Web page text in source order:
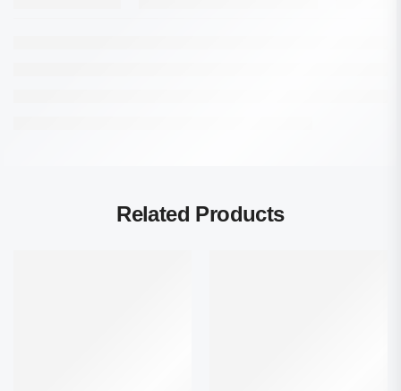
Related Products